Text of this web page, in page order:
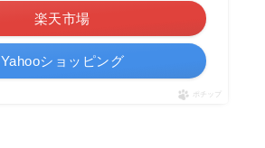
楽天市場
Yahooショッピング
ポチップ